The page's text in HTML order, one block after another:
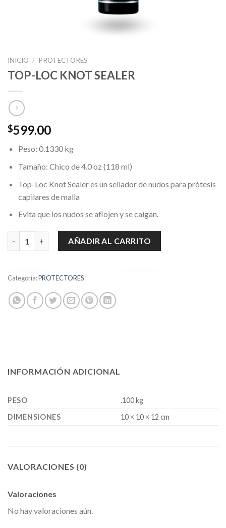
INICIO / PROTECTORES
TOP-LOC KNOT SEALER
$599.00
Peso: 0.1330 kg
Tamaño: Chico de 4.0 oz (118 ml)
Top-Loc Knot Sealer es un sellador de nudos para prótesis
capilares de malla
Evita que los nudos se aflojen y se caigan.
TOP-LOC KNOT SEALER cantidad
AÑADIR AL CARRITO
Categoría:PROTECTORES
INFORMACIÓN ADICIONAL
PESO
.100 kg
DIMENSIONES
10 × 10 × 12 cm
VALORACIONES (0)
Valoraciones
No hay valoraciones aún.